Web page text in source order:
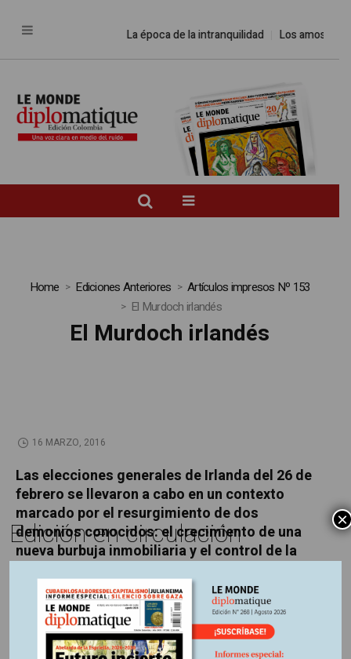
La época de la intranquilidad Los amos del
Home Ediciones Anteriores
Artículos impresos Nº 153
El Murdoch irlandés
El Murdoch irlandés
16 MARZO, 2016
Las elecciones generales de Irlanda del 26 de
febrero se llevaron a cabo en un contexto
marcado por el resurgimiento de dos
demonios conocidos: el crecimiento de una
nueva burbuja inmobiliaria y el control de la
Empezando con el multimillonario Denis
O’Brien y las acusaciones de censura.
Edición en circulación ×